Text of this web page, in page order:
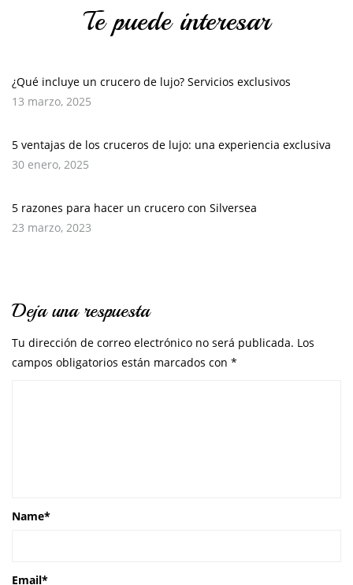
Te puede interesar
¿Qué incluye un crucero de lujo? Servicios exclusivos
13 marzo, 2025
5 ventajas de los cruceros de lujo: una experiencia exclusiva
30 enero, 2025
5 razones para hacer un crucero con Silversea
23 marzo, 2023
Deja una respuesta
Tu dirección de correo electrónico no será publicada. Los
campos obligatorios están marcados con *
Name*
Email*